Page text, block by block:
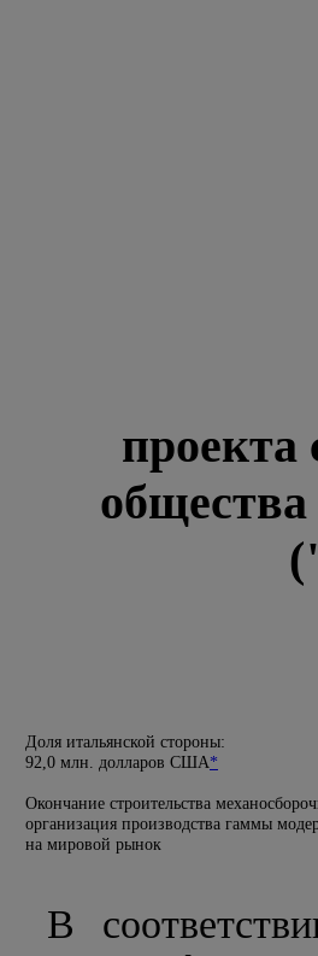
проекта
Доля итальянской стороны:
92,0 млн. долларов США*
Окончание строительства
организация производства гаммы
на мировой рынок
В